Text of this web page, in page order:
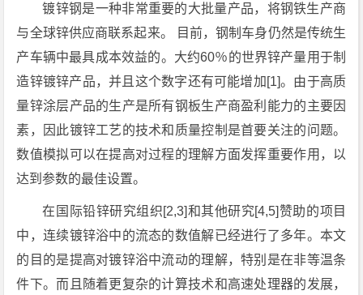
镀锌钢是一种非常重要的大批量产品，将钢铁生产商
与全球锌供应商联系起来。 目前，钢制车身仍然是传统生
产车辆中最具成本效益的。大约60％的世界锌产量用于制
造锌镀锌产品，并且这个数字还有可能增加[1]。由于高质
量锌涂层产品的生产是所有钢板生产商盈利能力的主要因
素，因此镀锌工艺的技术和质量控制是首要关注的问题。
数值模拟可以在提高对过程的理解方面发挥重要作用，以
达到参数的最佳设置。
在国际铅锌研究组织[2,3]和其他研究[4,5]赞助的项目
中，连续镀锌浴中的流态的数值解已经进行了多年。本文
的目的是提高对镀锌浴中流动的理解，特别是在非等温条
件下。而且随着更复杂的计算技术和高速处理器的发展，